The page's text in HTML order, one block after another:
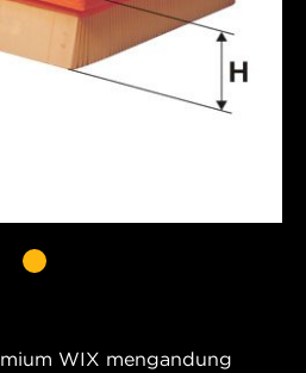
WIX mengandung